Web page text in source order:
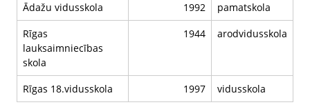
Ādažu vidusskola
1992
pamatskola
Rīgas
lauksaimniecības
skola
1944 arodvidusskola
Rīgas 18.vidusskola 1997 vidusskola